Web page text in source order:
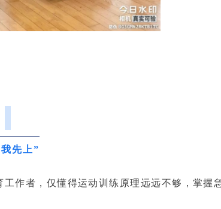
先上”
作者，仅懂得运动训练原理远远不够，掌握